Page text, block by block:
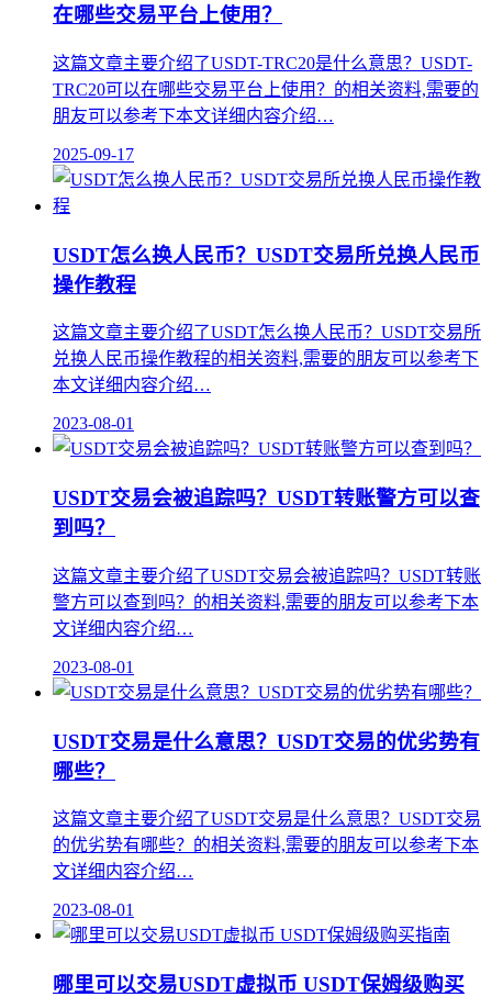
在哪些交易平台上使用？
这篇文章主要介绍了USDT-TRC20是什么意思？USDT-
TRC20可以在哪些交易平台上使用？的相关资料,需要的
朋友可以参考下本文详细内容介绍…
2025-09-17
USDT怎么换人民币？USDT交易所兑换人民币
操作教程
这篇文章主要介绍了USDT怎么换人民币？USDT交易所
兑换人民币操作教程的相关资料,需要的朋友可以参考下
本文详细内容介绍…
2023-08-01
USDT交易会被追踪吗？USDT转账警方可以查
到吗？
这篇文章主要介绍了USDT交易会被追踪吗？USDT转账
警方可以查到吗？的相关资料,需要的朋友可以参考下本
文详细内容介绍…
2023-08-01
USDT交易是什么意思？USDT交易的优劣势有
哪些？
这篇文章主要介绍了USDT交易是什么意思？USDT交易
的优劣势有哪些？的相关资料,需要的朋友可以参考下本
文详细内容介绍…
2023-08-01
哪里可以交易USDT虚拟币 USDT保姆级购买